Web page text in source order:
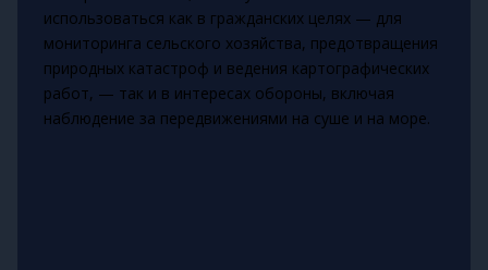
использоваться как в гражданских целях — для
мониторинга сельского хозяйства, предотвращения
природных катастроф и ведения картографических
работ, — так и в интересах обороны, включая
наблюдение за передвижениями на суше и на море.